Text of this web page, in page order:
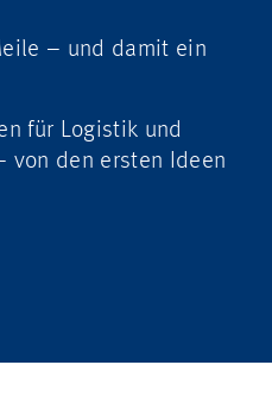
– und damit ein
für Logistik und
von den ersten Ideen